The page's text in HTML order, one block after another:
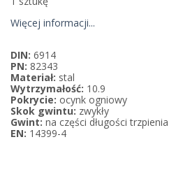
Więcej informacji...
DIN: 6914
PN: 82343
Materiał: stal
Wytrzymałość: 10.9
Pokrycie: ocynk ogniowy
Skok gwintu: zwykły
Gwint: na części długości trzpienia
EN: 14399-4